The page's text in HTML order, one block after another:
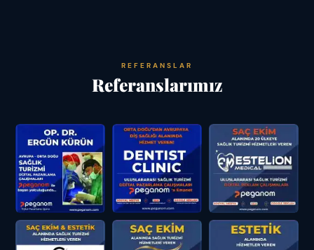
REFERANSLAR
Referanslarımız